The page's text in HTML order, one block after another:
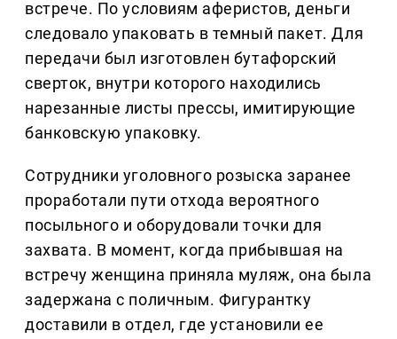
встрече. По условиям аферистов, деньги
следовало упаковать в темный пакет. Для
передачи был изготовлен бутафорский
сверток, внутри которого находились
нарезанные листы прессы, имитирующие
банковскую упаковку.
Сотрудники уголовного розыска заранее
проработали пути отхода вероятного
посыльного и оборудовали точки для
захвата. В момент, когда прибывшая на
встречу женщина приняла муляж, она была
задержана с поличным. Фигурантку
доставили в отдел, где установили ее